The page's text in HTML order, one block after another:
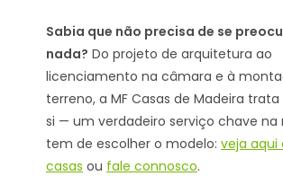
Sabia que não precisa de se
nada? Do projeto de arquitetura ao
licenciamento na câmara e à
terreno, a MF Casas de Madeira
si — um verdadeiro serviço chave na
tem de escolher o modelo: veja aqui
casas ou fale connosco.